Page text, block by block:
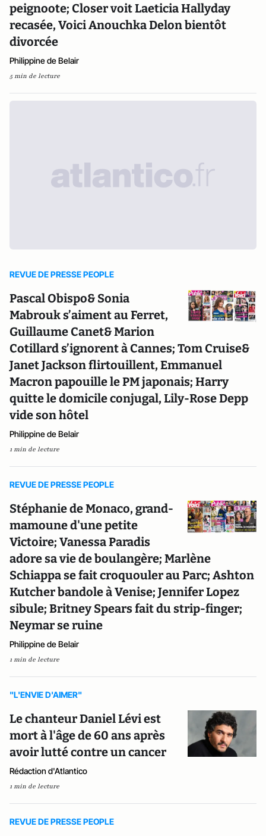
peignoote; Closer voit Laeticia Hallyday
recasée, Voici Anouchka Delon bientôt
divorcée
Philippine de Belair
5 min de lecture
REVUE DE PRESSE PEOPLE
Pascal Obispo& Sonia
Mabrouk s’aiment au Ferret,
Guillaume Canet& Marion
Cotillard s’ignorent à Cannes; Tom Cruise&
Janet Jackson flirtouillent, Emmanuel
Macron papouille le PM japonais; Harry
quitte le domicile conjugal, Lily-Rose Depp
vide son hôtel
Philippine de Belair
1 min de lecture
REVUE DE PRESSE PEOPLE
Stéphanie de Monaco, grand-
mamoune d'une petite
Victoire; Vanessa Paradis
adore sa vie de boulangère; Marlène
Schiappa se fait croquouler au Parc; Ashton
Kutcher bandole à Venise; Jennifer Lopez
sibule; Britney Spears fait du strip-finger;
Neymar se ruine
Philippine de Belair
1 min de lecture
"L'ENVIE D'AIMER"
Le chanteur Daniel Lévi est
mort à l'âge de 60 ans après
avoir lutté contre un cancer
Rédaction d'Atlantico
1 min de lecture
REVUE DE PRESSE PEOPLE